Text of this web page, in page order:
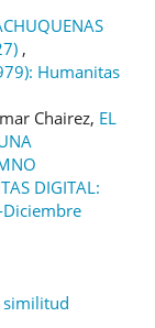
,
Humanitas
Chairez, EL
DIGITAL:
similitud